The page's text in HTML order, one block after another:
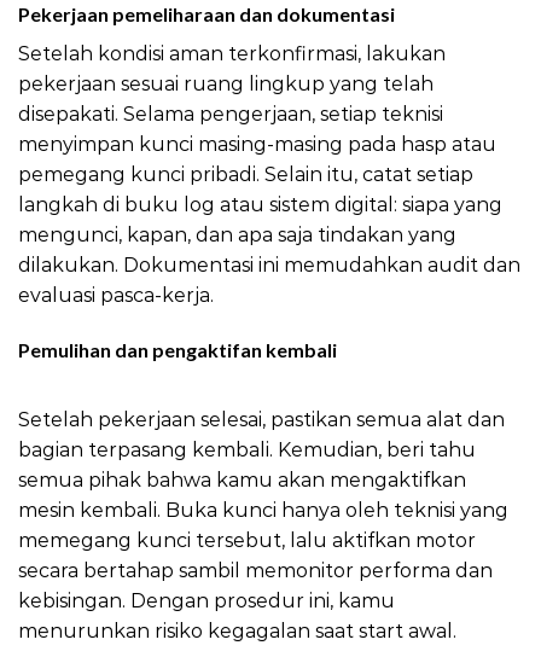
Pekerjaan pemeliharaan dan dokumentasi
Setelah kondisi aman terkonfirmasi, lakukan
pekerjaan sesuai ruang lingkup yang telah
disepakati. Selama pengerjaan, setiap teknisi
menyimpan kunci masing-masing pada hasp atau
pemegang kunci pribadi. Selain itu, catat setiap
langkah di buku log atau sistem digital: siapa yang
mengunci, kapan, dan apa saja tindakan yang
dilakukan. Dokumentasi ini memudahkan audit dan
evaluasi pasca-kerja.
Pemulihan dan pengaktifan kembali
Setelah pekerjaan selesai, pastikan semua alat dan
bagian terpasang kembali. Kemudian, beri tahu
semua pihak bahwa kamu akan mengaktifkan
mesin kembali. Buka kunci hanya oleh teknisi yang
memegang kunci tersebut, lalu aktifkan motor
secara bertahap sambil memonitor performa dan
kebisingan. Dengan prosedur ini, kamu
menurunkan risiko kegagalan saat start awal.